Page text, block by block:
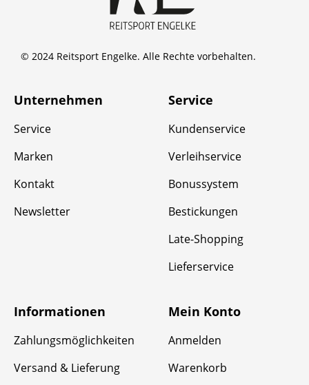
© 2024 Reitsport Engelke. Alle Rechte vorbehalten.
Unternehmen
Service
Marken
Kontakt
Newsletter
Service
Kundenservice
Verleihservice
Bonussystem
Bestickungen
Late-Shopping
Lieferservice
Informationen
Zahlungsmöglichkeiten
Versand & Lieferung
Mein Konto
Anmelden
Warenkorb